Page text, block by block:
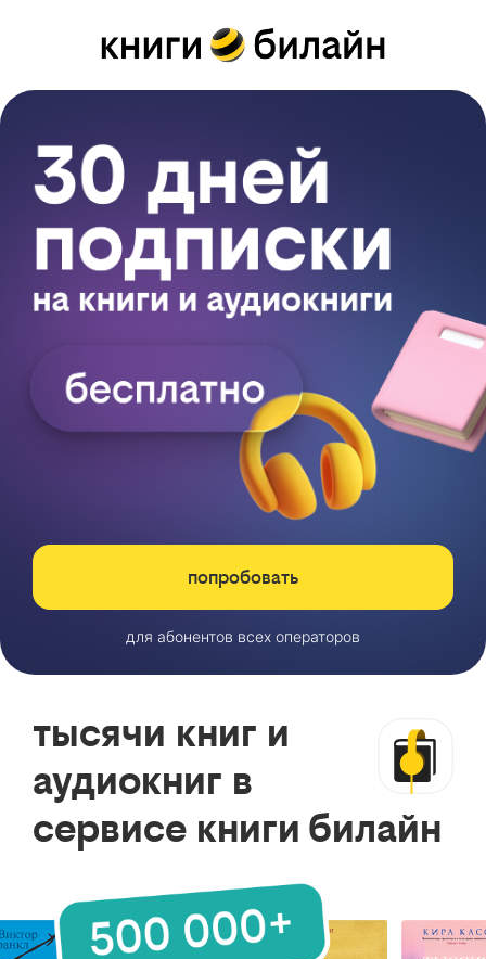
попробовать
для абонентов всех операторов
тысячи книг и
аудиокниг в
сервисе книги билайн